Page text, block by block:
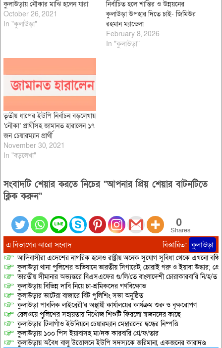
কুলাউড়ায় নৌকার মাঝি হলেন যারা
October 26, 2021
In "কুলাউড়া"
নির্বাচিত হলে শান্তির ও উন্নয়নের
কুলাউড়া উপহার দিতে চাই- জিমিউর
রহমান ম্যান্ডেলা
February 8, 2026
In "কুলাউড়া"
তৃতীয় ধাপের ইউপি নির্বাচন বড়লেখায়
‘নৌকা’ প্রার্থীসহ জামানত হারালেন ১৭
জন চেয়ারম্যান প্রার্থী
November 30, 2021
In "বড়লেখা"
সংবাদটি শেয়ার করতে নিচের “আপনার প্রিয় শেয়ার বাটনটিতে
ক্লিক করুন”
0
Shares
এ বিভাগের আরো সংবাদ বিস্তারিত: কুলাউড়া
আদিবাসীরা এদেশের নাগরিক হলেও রাষ্ট্রীয় অনেক সুযোগ সুবিধা থেকে এখনো
কুলাউড়া থানা পুলিশের অভিযানে ভারতীয় সিগারেট, চোরাই গরু ও ইয়াবা উদ্ধার;
ভারতীয় সীমানার অভ্যন্তরে বিএসএফের গু/লি/তে বাংলাদেশী চোরাকারবারি নি/হ/ত
কুলাউড়ায় বিভিন্ন দাবি নিয়ে চা-শ্রমিকদের গণবিক্ষোভ
কুলাউড়ার ভাটেরা বাজারে বিট পুলিশিং সভা অনুষ্ঠিত
কুলাউড়া পাবলিক লাইব্রেরী’র অস্থায়ী কার্যালয়ের কার্যক্রম শুরু ও বৃক্ষরোপণ
রেলওয়ে পুলিশের সহায়তায় নিখোঁজ শিশুটি ফিরলো স্বজনদের কাছে
কুলাউড়ার টিলাগাঁও ইউনিয়নে চেয়ারম্যান মেম্বারদের দ্বন্ধের নিষ্পত্তি
কুলাউড়ায় ১০০ পিস ইয়াবাসহ মা/দক কারবারি গ্রে/ফ/তার
কুলাউড়ায় অবৈধ বালু উত্তোলনে ইউপি সদস্যকে জরিমানা, একজনের কারাদণ্ড